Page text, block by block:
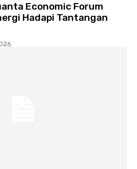
Economic Forum
Hadapi Tantangan